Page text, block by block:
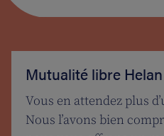
Mutualité libre Helan
Vous en attendez plus
Nous l’avons bien